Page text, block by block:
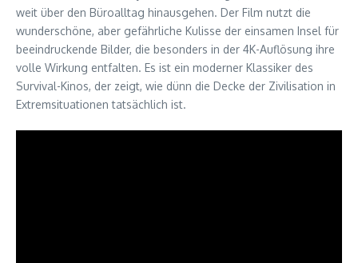
weit über den Büroalltag hinausgehen. Der Film nutzt die
wunderschöne, aber gefährliche Kulisse der einsamen Insel für
beeindruckende Bilder, die besonders in der 4K-Auflösung ihre
volle Wirkung entfalten. Es ist ein moderner Klassiker des
Survival-Kinos, der zeigt, wie dünn die Decke der Zivilisation in
Extremsituationen tatsächlich ist.